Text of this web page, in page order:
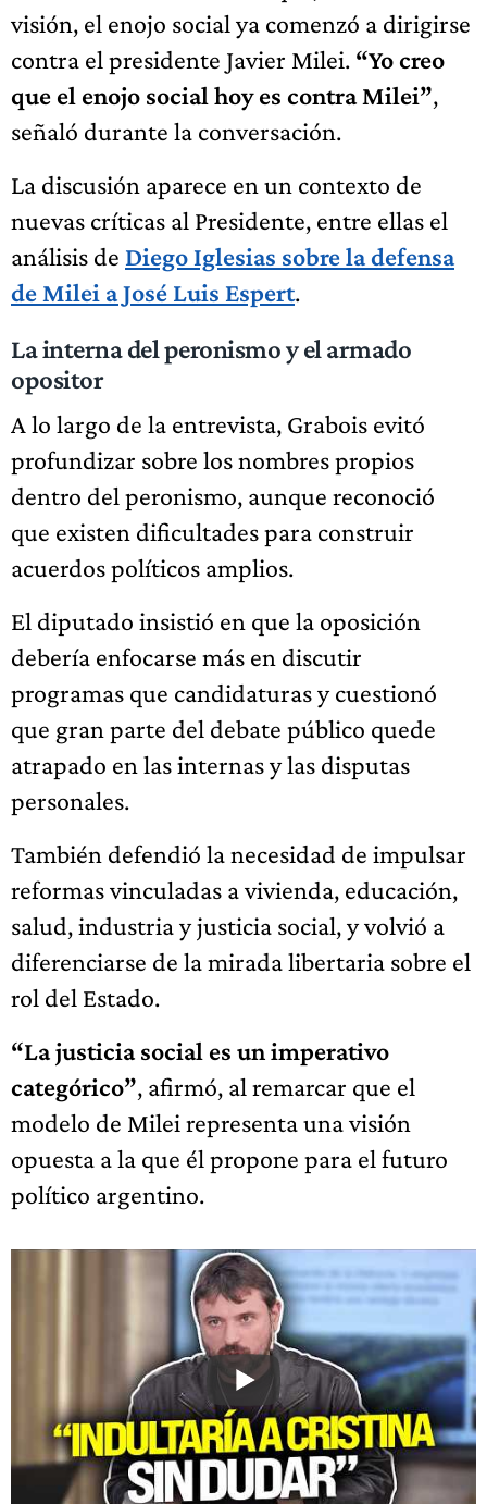
visión, el enojo social ya comenzó a dirigirse
contra el presidente Javier Milei. “Yo creo
que el enojo social hoy es contra Milei”,
señaló durante la conversación.
La discusión aparece en un contexto de
nuevas críticas al Presidente, entre ellas el
análisis de Diego Iglesias sobre la defensa
de Milei a José Luis Espert.
La interna del peronismo y el armado
opositor
A lo largo de la entrevista, Grabois evitó
profundizar sobre los nombres propios
dentro del peronismo, aunque reconoció
que existen dificultades para construir
acuerdos políticos amplios.
El diputado insistió en que la oposición
debería enfocarse más en discutir
programas que candidaturas y cuestionó
que gran parte del debate público quede
atrapado en las internas y las disputas
personales.
También defendió la necesidad de impulsar
reformas vinculadas a vivienda, educación,
salud, industria y justicia social, y volvió a
diferenciarse de la mirada libertaria sobre el
rol del Estado.
“La justicia social es un imperativo
categórico”, afirmó, al remarcar que el
modelo de Milei representa una visión
opuesta a la que él propone para el futuro
político argentino.